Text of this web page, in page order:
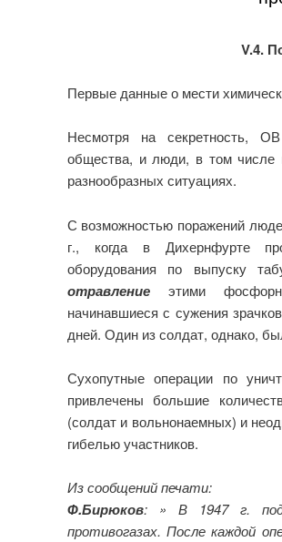
V.4.
Первые данные о мести
Несмотря на секретность,
общества, и люди, в том числе
разнообразных ситуациях.
С возможностью поражений
г., когда в Дихернфурте
оборудования по выпуску
отравлениеэтими
начинавшиеся с сужения
дней. Один из солдат, однако,
Сухопутные операции по
привлечены большие
(солдат и вольнонаемных) и
гибелью участников.
Из сообщений печати:
Ф.Бирюков: » В 1947 г. под
противогазах. После каждой